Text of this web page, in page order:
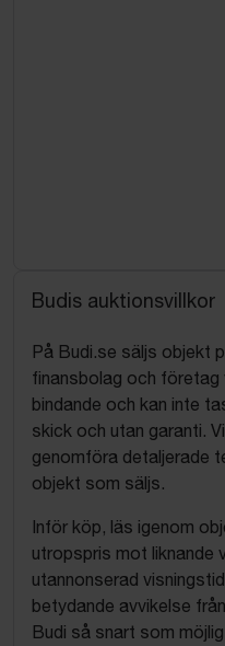
Budis auktionsvillkor
På Budi.se säljs objekt
finansbolag och företag
bindande och kan inte
skick och utan garanti.
genomföra detaljerade
objekt som säljs.
Inför köp, läs igenom
utropspris mot liknande
utannonserad
betydande avvikelse
Budi så snart som